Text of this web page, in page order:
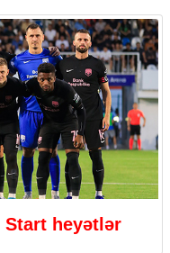
Start heyətlər